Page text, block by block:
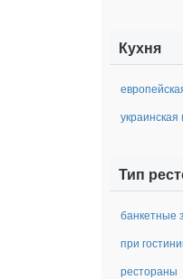
Кухня
украинская
Тип
банкетные
при
рестораны